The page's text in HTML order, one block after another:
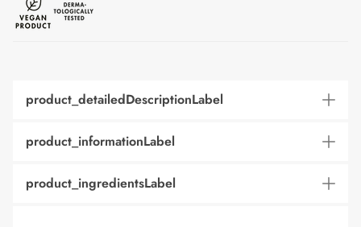
product_detailedDescriptionLabel
product_informationLabel
product_ingredientsLabel